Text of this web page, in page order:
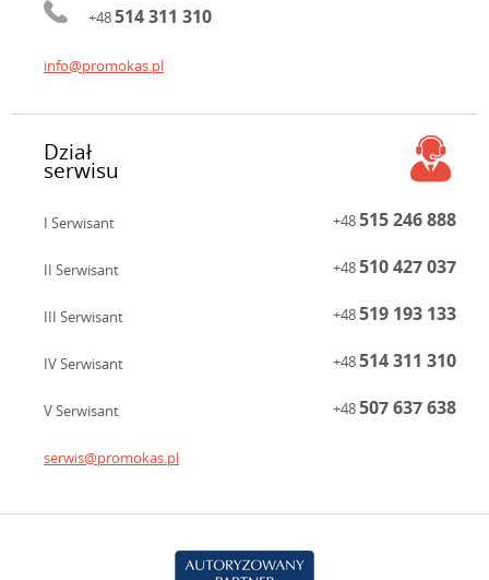
+48514 311 310
info@promokas.pl
Dział
serwisu
I Serwisant +48515 246 888
II Serwisant +48510 427 037
III Serwisant +48519 193 133
IV Serwisant +48514 311 310
V Serwisant +48507 637 638
serwis@promokas.pl